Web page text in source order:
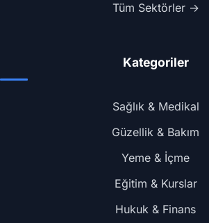
Tüm Sektörler →
Kategoriler
Sağlık & Medikal
Güzellik & Bakım
Yeme & İçme
Eğitim & Kurslar
Hukuk & Finans